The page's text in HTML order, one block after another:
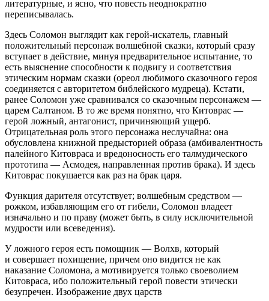
литературные, и ясно, что повесть неоднократно
переписывалась.
Здесь Соломон выглядит как герой-искатель, главный
положительный персонаж волшебной сказки, который сразу
вступает в действие, минуя предварительное испытание, то
есть выяснение способности к подвигу и соответствия
этическим нормам сказки (ореол любимого сказочного героя
соединяется с авторитетом библейского мудреца). Кстати,
ранее Соломон уже сравнивался со сказочным персонажем —
царем Салтаном. В то же время понятно, что Китоврас —
герой ложный, антагонист, причиняющий ущерб.
Отрицательная роль этого персонажа неслучайна: она
обусловлена книжной предысторией образа (амбивалентность
палейного Китовраса и вредоносность его талмудического
прототипа — Асмодея, направленная против брака). И здесь
Китоврас покушается как раз на брак царя.
Функция дарителя отсутствует; волшебным средством —
рожком, избавляющим его от гибели, Соломон владеет
изначально и по праву (может быть, в силу исключительной
мудрости или всеведения).
У ложного героя есть помощник — Волхв, который
и совершает похищение, причем оно видится не как
наказание Соломона, а мотивируется только своеволием
Китовраса, ибо положительный герой повести этически
безупречен. Изображение двух царств